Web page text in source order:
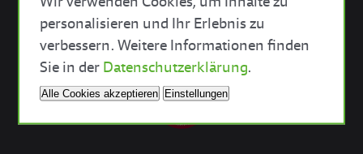
mein.alpenverein
Close Cookie Bar
personalisieren und Ihr Erlebnis zu
verbessern. Weitere Informationen finden
Sie in der Datenschutzerklärung.
Alle Cookies akzeptieren Einstellungen